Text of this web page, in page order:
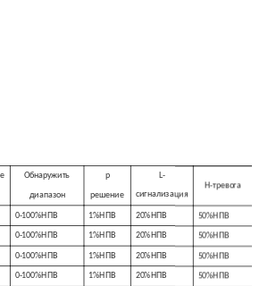
Обнаружить
диапазон
р
решение
L-
сигнализация
H-тревога
0-100%НПВ 1%НПВ 20%НПВ 50%НПВ
0-100%НПВ 1%НПВ 20%НПВ 50%НПВ
0-100%НПВ 1%НПВ 20%НПВ 50%НПВ
0-100%НПВ 1%НПВ 20%НПВ 50%НПВ